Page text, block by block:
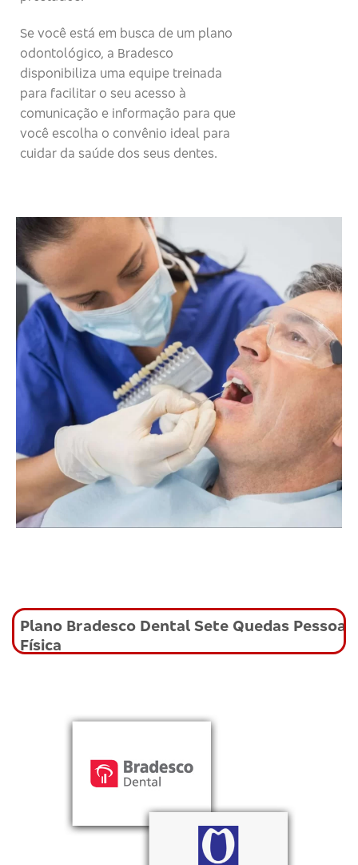
Se você está em busca de um plano
odontológico, a Bradesco
disponibiliza uma equipe treinada
para facilitar o seu acesso à
comunicação e informação para que
você escolha o convênio ideal para
cuidar da saúde dos seus dentes.
Plano Bradesco Dental Sete Quedas Pessoa
Física